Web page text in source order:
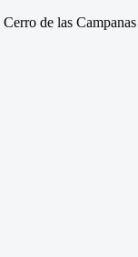
Cerro de las